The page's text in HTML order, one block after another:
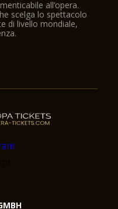
all’opera.
scelga lo spettacolo
di livello mondiale,